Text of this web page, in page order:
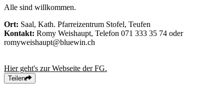
Alle sind willkommen.
Ort: Saal, Kath. Pfarreizentrum Stofel, Teufen
Kontakt: Romy Weishaupt, Telefon 071 333 35 74 oder
romyweishaupt@bluewin.ch
Hier geht's zur Webseite der FG.
Teilen